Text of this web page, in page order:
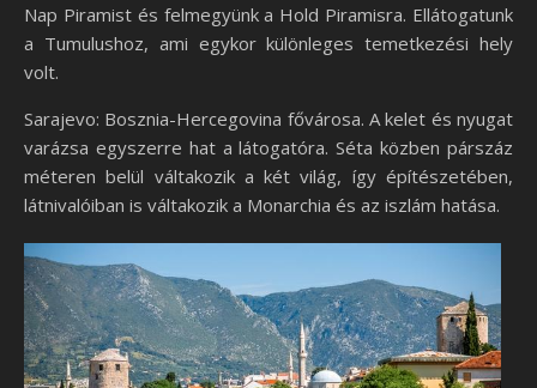
Nap Piramist és felmegyünk a Hold Piramisra. Ellátogatunk
a Tumulushoz, ami egykor különleges temetkezési hely
volt.
Sarajevo: Bosznia-Hercegovina fővárosa. A kelet és nyugat
varázsa egyszerre hat a látogatóra. Séta közben párszáz
méteren belül váltakozik a két világ, így építészetében,
látnivalóiban is váltakozik a Monarchia és az iszlám hatása.